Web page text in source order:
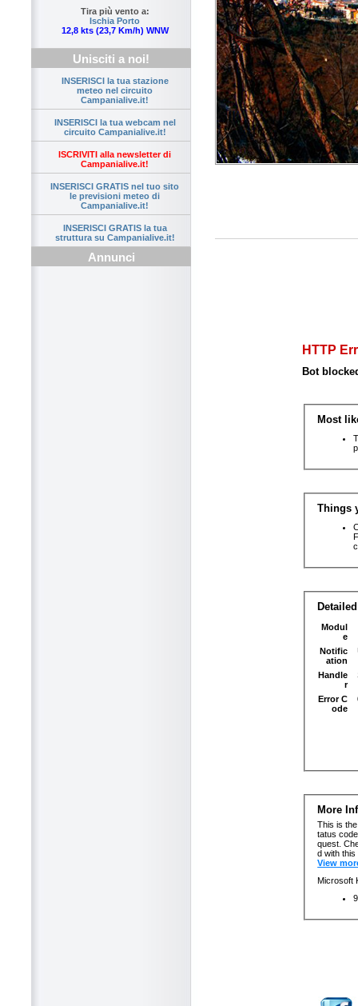
Tira più vento a:
Ischia Porto
12,8 kts (23,7 Km/h) WNW
Unisciti a noi!
INSERISCI la tua stazione
meteo nel circuito
Campanialive.it!
INSERISCI la tua webcam nel
circuito Campanialive.it!
ISCRIVITI alla newsletter di
Campanialive.it!
INSERISCI GRATIS nel tuo sito
le previsioni meteo di
Campanialive.it!
INSERISCI GRATIS la tua
struttura su Campanialive.it!
Annunci